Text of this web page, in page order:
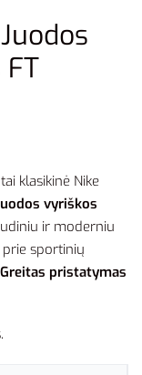
klasikinė Nike
vyriškos
ir moderniu
prie sportinių
Greitas pristatymas